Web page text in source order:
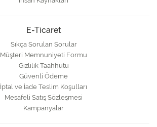
E-Ticaret
Sıkça Sorulan Sorular
Müşteri Memnuniyeti Formu
Gizlilik Taahhütü
Güvenli Ödeme
İptal ve İade Teslim Koşulları
Mesafeli Satış Sözleşmesi
Kampanyalar